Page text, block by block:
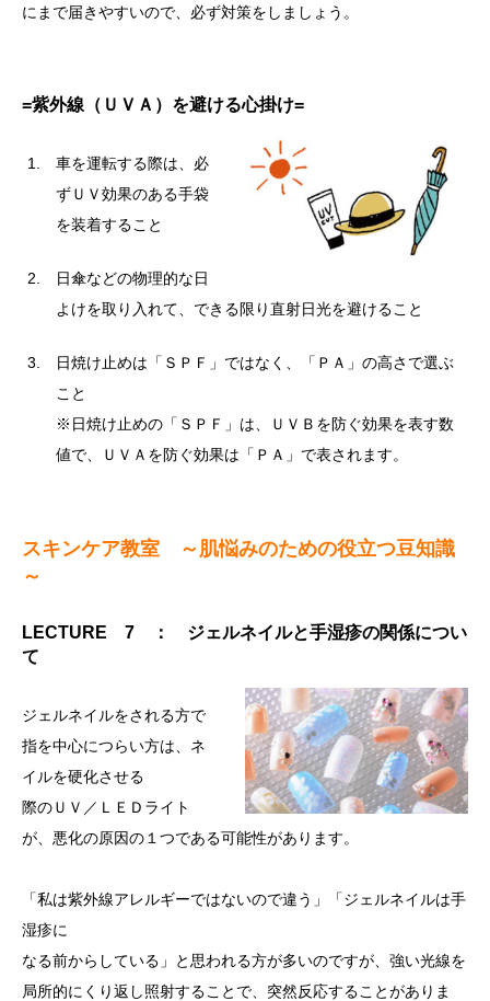
にまで届きやすいので、必ず対策をしましょう。
=紫外線（ＵＶＡ）を避ける心掛け=
車を運転する際は、必
ずＵＶ効果のある手袋
を装着すること
日傘などの物理的な日
よけを取り入れて、できる限り直射日光を避けること
日焼け止めは「ＳＰＦ」ではなく、「ＰＡ」の高さで選ぶ
こと
※日焼け止めの「ＳＰＦ」は、ＵＶＢを防ぐ効果を表す数
値で、ＵＶＡを防ぐ効果は「ＰＡ」で表されます。
スキンケア教室 ～肌悩みのための役立つ豆知識
～
LECTURE 7 ： ジェルネイルと手湿疹の関係につい
て
ジェルネイルをされる方で
指を中心につらい方は、ネ
イルを硬化させる
際のＵＶ／ＬＥＤライト
が、悪化の原因の１つである可能性があります。
「私は紫外線アレルギーではないので違う」「ジェルネイルは手
湿疹に
なる前からしている」と思われる方が多いのですが、強い光線を
局所的にくり返し照射することで、突然反応することがありま